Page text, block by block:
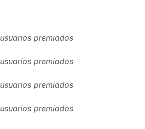
usuarios premiados
usuarios premiados
usuarios premiados
usuarios premiados